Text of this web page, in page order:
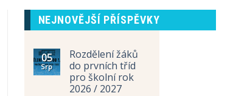
NEJNOVĚJŠÍ PŘÍSPĚVKY
05
Srp
Rozdělení žáků
do prvních tříd
pro školní rok
2026 / 2027